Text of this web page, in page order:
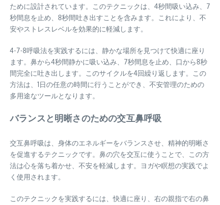
ために設計されています。このテクニックは、4秒間吸い込み、7
秒間息を止め、8秒間吐き出すことを含みます。これにより、不
安やストレスレベルを効果的に軽減します。
4-7-8呼吸法を実践するには、静かな場所を見つけて快適に座り
ます。鼻から4秒間静かに吸い込み、7秒間息を止め、口から8秒
間完全に吐き出します。このサイクルを4回繰り返します。この
方法は、1日の任意の時間に行うことができ、不安管理のための
多用途なツールとなります。
バランスと明晰さのための交互鼻呼吸
交互鼻呼吸は、身体のエネルギーをバランスさせ、精神的明晰さ
を促進するテクニックです。鼻の穴を交互に使うことで、この方
法は心を落ち着かせ、不安を軽減します。ヨガや瞑想の実践でよ
く使用されます。
このテクニックを実践するには、快適に座り、右の親指で右の鼻